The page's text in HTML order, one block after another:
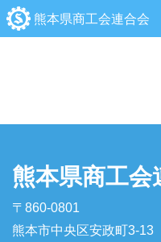
熊本県商工会連合会
熊本県商工会
〒860-0801
熊本市中央区安政町3-